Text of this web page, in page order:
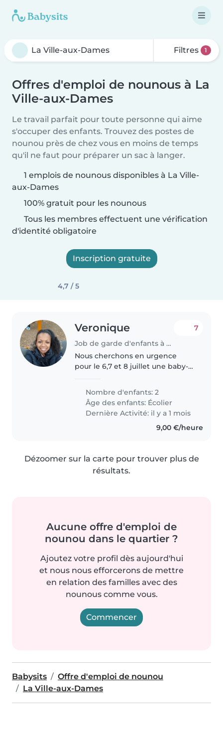
Filtres 1
Offres d'emploi de nounous à La
Ville-aux-Dames
Le travail parfait pour toute personne qui aime
s'occuper des enfants. Trouvez des postes de
nounou près de chez vous en moins de temps
qu'il ne faut pour préparer un sac à langer.
1 emplois de nounous disponibles à La Ville-
aux-Dames
100% gratuit pour les nounous
Tous les membres effectuent une vérification
d'identité obligatoire
Inscription gratuite
4,7 / 5
Veronique
Job de garde d'enfants à La Ville-aux-Dames
7
Nous cherchons en urgence
pour le 6,7 et 8 juillet une baby-
fiable pour prendre soin de nos
deux enfants en âge scolaire, 4
et 9 ans . La personne doit..
Nombre d'enfants: 2
Âge des enfants: Écolier
Dernière Activité: il y a 1 mois
9,00 €/heure
Dézoomer sur la carte pour trouver plus de
résultats.
Aucune offre d'emploi de
nounou dans le quartier ?
Ajoutez votre profil dès aujourd'hui
et nous nous efforcerons de mettre
en relation des familles avec des
nounous comme vous.
Commencer
Babysits
Offre d'emploi de nounou
La Ville-aux-Dames